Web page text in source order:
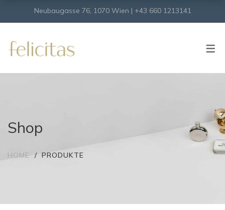
Neubaugasse 76, 1070 Wien | +43 660 1213141
Shop
HOME PRODUKTE